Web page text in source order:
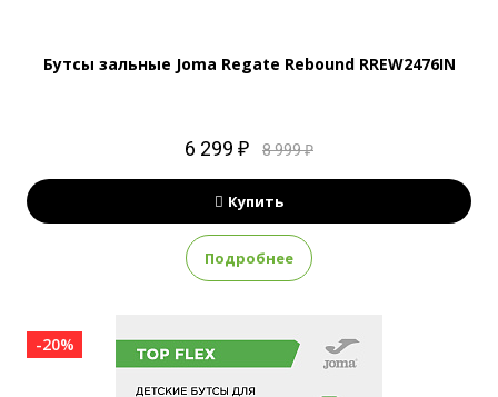
Бутсы зальные Joma Regate Rebound RREW2476IN
6 299 ₽ 8 999 ₽
Купить
Подробнее
-20%